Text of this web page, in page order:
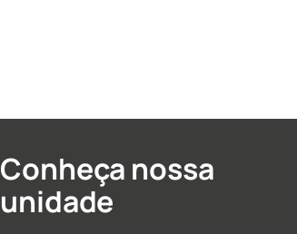
Conheça nossa
unidade